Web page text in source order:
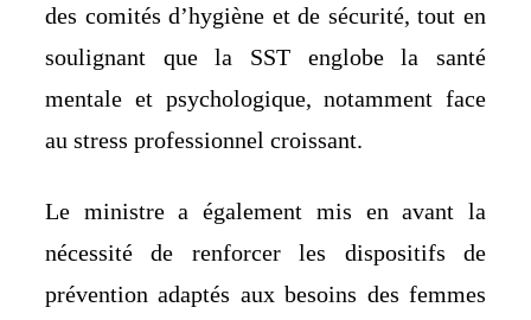
des comités d’hygiène et de sécurité, tout en
soulignant que la SST englobe la santé
mentale et psychologique, notamment face
au stress professionnel croissant.
Le ministre a également mis en avant la
nécessité de renforcer les dispositifs de
prévention adaptés aux besoins des femmes